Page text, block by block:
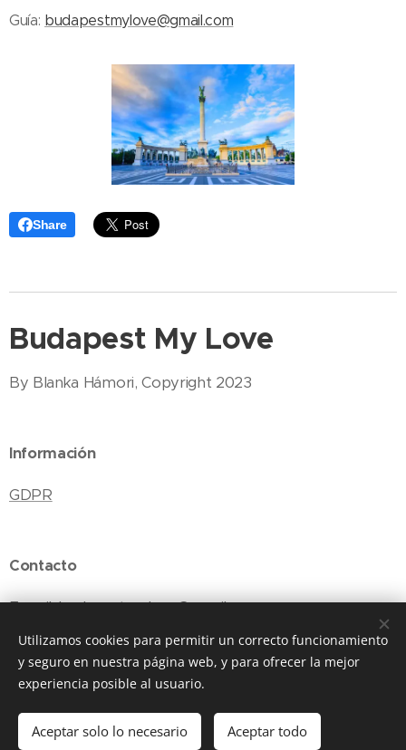
Guía: budapestmylove@gmail.com
Share
Budapest My Love
By Blanka Hámori, Copyright 2023
Información
GDPR
Contacto
E-mail: budapestmylove@gmail.com
Cookies
Idiomas
English Polski
Utilizamos cookies para permitir un correcto funcionamiento
y seguro en nuestra página web, y para ofrecer la mejor
experiencia posible al usuario.
Aceptar solo lo necesario Aceptar todo